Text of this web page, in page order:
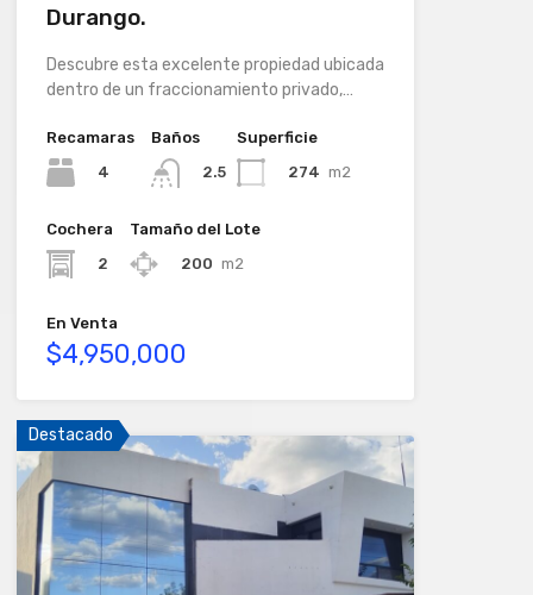
Durango.
Descubre esta excelente propiedad ubicada
dentro de un fraccionamiento privado,…
Recamaras
4
Baños
2.5
Superficie
274 m2
Cochera
2
Tamaño del Lote
200 m2
En Venta
$4,950,000
Destacado